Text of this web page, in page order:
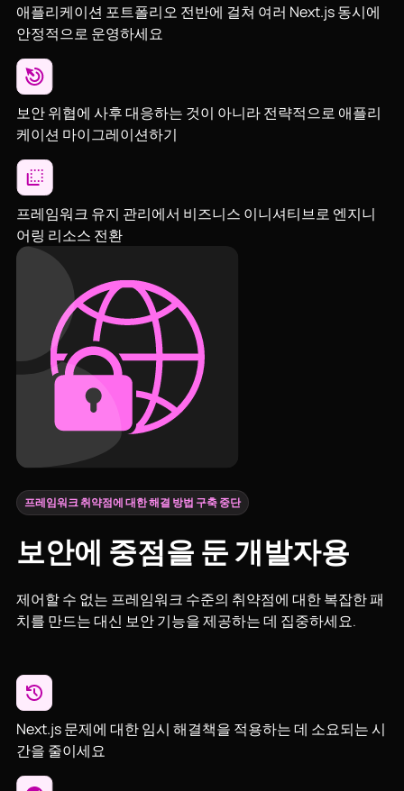
애플리케이션 포트폴리오 전반에 걸쳐 여러 Next.js 동시에
안정적으로 운영하세요
보안 위협에 사후 대응하는 것이 아니라 전략적으로 애플리
케이션 마이그레이션하기
프레임워크 유지 관리에서 비즈니스 이니셔티브로 엔지니
어링 리소스 전환
프레임워크 취약점에 대한 해결 방법 구축 중단
보안에 중점을 둔 개발자용
제어할 수 없는 프레임워크 수준의 취약점에 대한 복잡한 패
치를 만드는 대신 보안 기능을 제공하는 데 집중하세요.
Next.js 문제에 대한 임시 해결책을 적용하는 데 소요되는 시
간을 줄이세요